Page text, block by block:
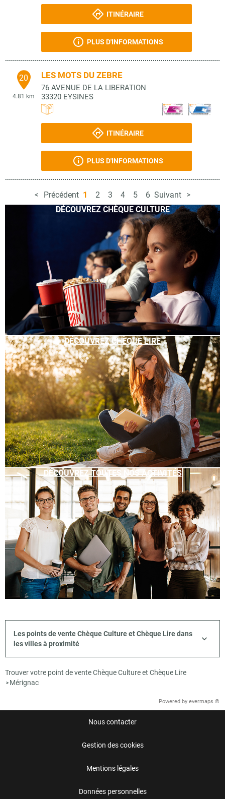
ITINÉRAIRE
PLUS D'INFORMATIONS
20
4.81 km
LES MOTS DU ZEBRE
76 AVENUE DE LA LIBERATION
33320 EYSINES
ITINÉRAIRE
PLUS D'INFORMATIONS
Précédent 1 2 3 4 5 6 Suivant
DÉCOUVREZ CHÈQUE CULTURE
DÉCOUVREZ CHÈQUE LIRE
DÉCOUVREZ TOUTES NOS ACTIVITÉS
Les points de vente Chèque Culture et Chèque Lire dans
les villes à proximité
Trouver votre point de vente Chèque Culture et Chèque Lire
> Mérignac
Powered by evermaps ©
Nous contacter
Gestion des cookies
Mentions légales
Données personnelles